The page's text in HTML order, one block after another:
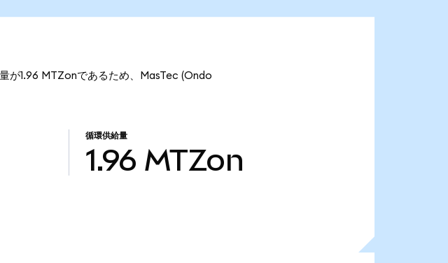
が1.96 MTZonであるため、MasTec (Ondo
循環供給量
1.96 MTZon